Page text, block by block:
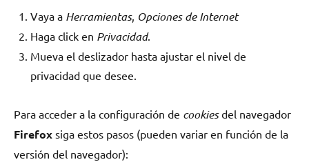
Vaya a Herramientas, Opciones de Internet
Haga click en Privacidad.
Mueva el deslizador hasta ajustar el nivel de
privacidad que desee.
Para acceder a la configuración de cookiesdel navegador
Firefox siga estos pasos (pueden variar en función de la
versión del navegador):